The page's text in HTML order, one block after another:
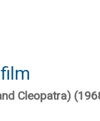
Cleopatra)